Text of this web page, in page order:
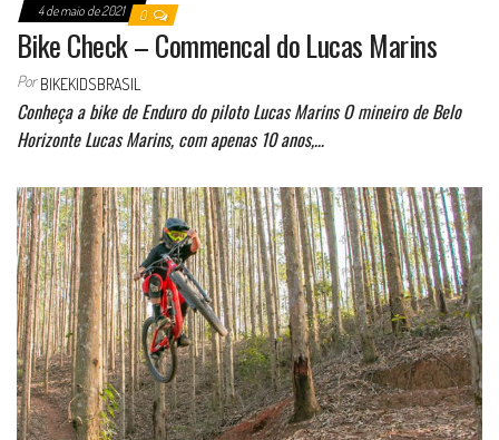
4 de maio de 2021 0
Bike Check – Commencal do Lucas Marins
Por BIKEKIDSBRASIL
Conheça a bike de Enduro do piloto Lucas Marins O mineiro de Belo
Horizonte Lucas Marins, com apenas 10 anos,…